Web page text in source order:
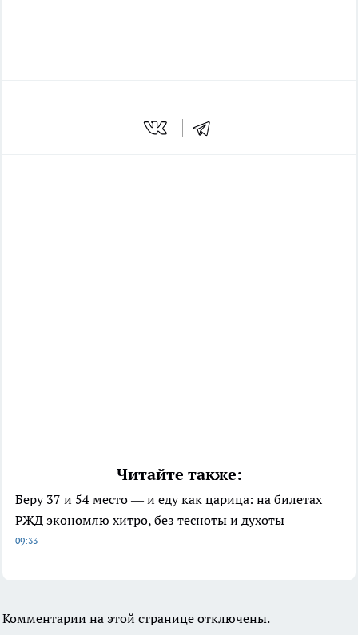
Читайте также:
Беру 37 и 54 место — и еду как царица: на билетах
РЖД экономлю хитро, без тесноты и духоты
09:33
Комментарии на этой странице отключены.